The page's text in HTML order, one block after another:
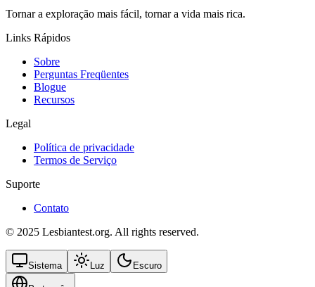
Tornar a exploração mais fácil, tornar a vida mais rica.
Links Rápidos
Sobre
Perguntas Freqüentes
Blogue
Recursos
Legal
Política de privacidade
Termos de Serviço
Suporte
Contato
© 2025 Lesbiantest.org. All rights reserved.
Sistema Luz Escuro